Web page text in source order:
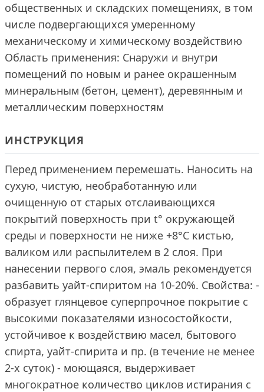
общественных и складских помещениях, в том
числе подвергающихся умеренному
механическому и химическому воздействию
Область применения: Снаружи и внутри
помещений по новым и ранее окрашенным
минеральным (бетон, цемент), деревянным и
металлическим поверхностям
ИНСТРУКЦИЯ
Перед применением перемешать. Наносить на
сухую, чистую, необработанную или
очищенную от старых отслаивающихся
покрытий поверхность при t° окружающей
среды и поверхности не ниже +8°С кистью,
валиком или распылителем в 2 слоя. При
нанесении первого слоя, эмаль рекомендуется
разбавить уайт-спиритом на 10-20%. Свойства: -
образует глянцевое суперпрочное покрытие с
высокими показателями износостойкости,
устойчивое к воздействию масел, бытового
спирта, уайт-спирита и пр. (в течение не менее
2-х суток) - моющаяся, выдерживает
многократное количество циклов истирания с